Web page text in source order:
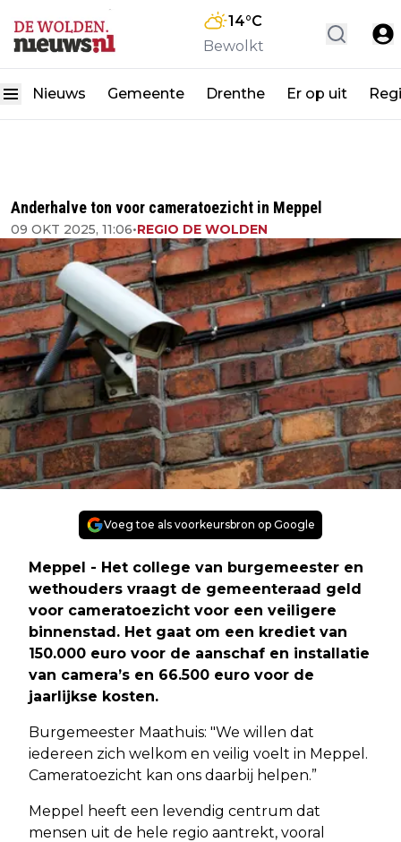
14°C
Bewolkt
Nieuws Gemeente Drenthe Er op uit
Anderhalve ton voor cameratoezicht in Meppel
09 OKT 2025, 11:06•REGIO DE WOLDEN
Voeg toe als voorkeursbron op Google
Meppel - Het college van burgemeester en
wethouders vraagt de gemeenteraad geld
voor cameratoezicht voor een veiligere
binnenstad. Het gaat om een krediet van
150.000 euro voor de aanschaf en installatie
van camera’s en 66.500 euro voor de
jaarlijkse kosten.
Burgemeester Maathuis: "We willen dat
iedereen zich welkom en veilig voelt in Meppel.
Cameratoezicht kan ons daarbij helpen.”
Meppel heeft een levendig centrum dat
mensen uit de hele regio aantrekt, vooral